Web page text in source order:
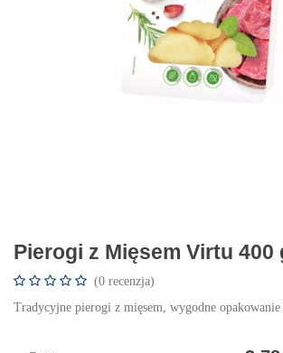
Pierogi z Mięsem Virtu 400
(0 recenzja)
Tradycyjne pierogi z mięsem, wygodne opakowanie